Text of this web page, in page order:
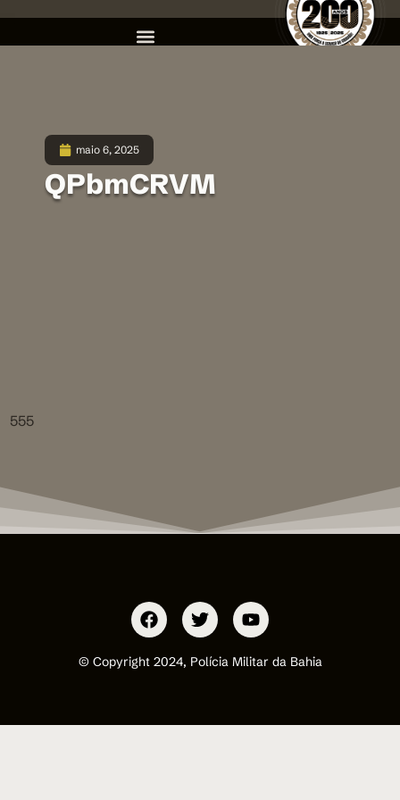
maio 6, 2025
QPbmCRVM
555
© Copyright 2024, Polícia Militar da Bahia